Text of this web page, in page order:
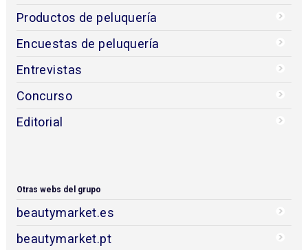
Productos de peluquería
Encuestas de peluquería
Entrevistas
Concurso
Editorial
Otras webs del grupo
beautymarket.es
beautymarket.pt